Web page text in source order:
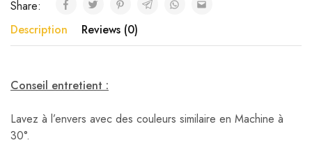
Share:
Description
Reviews (0)
Conseil entretient :
Lavez à l’envers avec des couleurs similaire en Machine à
30°.